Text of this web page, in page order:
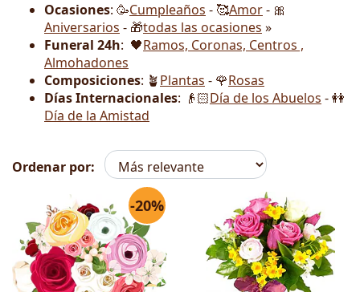
Ocasiones: 🥳Cumpleaños - 🥰Amor- 🎀
Aniversarios - 🎁todas las ocasiones »
Funeral 24h: 🖤Ramos, Coronas, Centros ,
Almohadones
Composiciones: 🪴Plantas - 🌹Rosas
Días Internacionales: 👴🏻Día de los Abuelos - 👭
Día de la Amistad
Ordenar por:
Flores -20%